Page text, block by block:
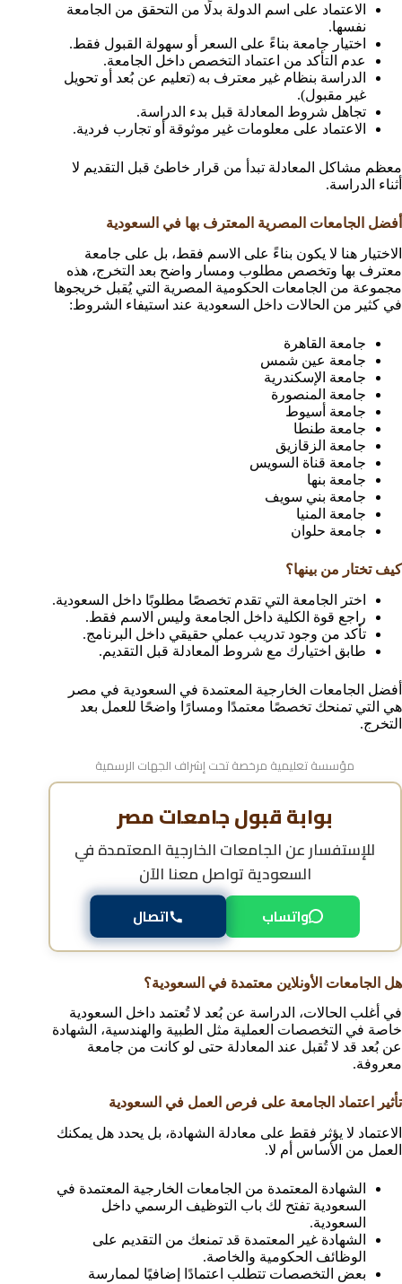
الاعتماد على اسم الدولة بدلًا من التحقق من الجامعة
نفسها.
اختيار جامعة بناءً على السعر أو سهولة القبول فقط.
عدم التأكد من اعتماد التخصص داخل الجامعة.
الدراسة بنظام غير معترف به (تعليم عن بُعد أو تحويل
غير مقبول).
تجاهل شروط المعادلة قبل بدء الدراسة.
الاعتماد على معلومات غير موثوقة أو تجارب فردية.
معظم مشاكل المعادلة تبدأ من قرار خاطئ قبل التقديم لا
أثناء الدراسة.
أفضل الجامعات المصرية المعترف بها في السعودية
الاختيار هنا لا يكون بناءً على الاسم فقط، بل على جامعة
معترف بها وتخصص مطلوب ومسار واضح بعد التخرج، هذه
مجموعة من الجامعات الحكومية المصرية التي يُقبل خريجوها
في كثير من الحالات داخل السعودية عند استيفاء الشروط:
جامعة القاهرة
جامعة عين شمس
جامعة الإسكندرية
جامعة المنصورة
جامعة أسيوط
جامعة طنطا
جامعة الزقازيق
جامعة قناة السويس
جامعة بنها
جامعة بني سويف
جامعة المنيا
جامعة حلوان
كيف تختار من بينها؟
اختر الجامعة التي تقدم تخصصًا مطلوبًا داخل السعودية.
راجع قوة الكلية داخل الجامعة وليس الاسم فقط.
تأكد من وجود تدريب عملي حقيقي داخل البرنامج.
طابق اختيارك مع شروط المعادلة قبل التقديم.
أفضل الجامعات الخارجية المعتمدة في السعودية في مصر
هي التي تمنحك تخصصًا معتمدًا ومسارًا واضحًا للعمل بعد
التخرج.
مؤسسة تعليمية مرخصة تحت إشراف الجهات الرسمية
بوابة قبول جامعات مصر
للإستفسار عنالجامعات الخارجية المعتمدة في
السعوديةتواصل معنا الآن
واتساب اتصال
هل الجامعات الأونلاين معتمدة في السعودية؟
في أغلب الحالات، الدراسة عن بُعد لا تُعتمد داخل السعودية
خاصة في التخصصات العملية مثل الطبية والهندسية، الشهادة
عن بُعد قد لا تُقبل عند المعادلة حتى لو كانت من جامعة
معروفة.
تأثير اعتماد الجامعة على فرص العمل في السعودية
الاعتماد لا يؤثر فقط على معادلة الشهادة، بل يحدد هل يمكنك
العمل من الأساس أم لا.
الشهادة المعتمدة من الجامعات الخارجية المعتمدة في
السعودية تفتح لك باب التوظيف الرسمي داخل
السعودية.
الشهادة غير المعتمدة قد تمنعك من التقديم على
الوظائف الحكومية والخاصة.
بعض التخصصات تتطلب اعتمادًا إضافيًا لممارسة